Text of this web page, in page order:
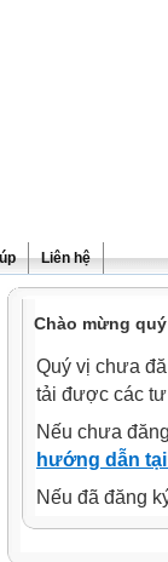
Liên hệ
Chào mừng
Quý vị chưa
tải được các
Nếu chưa
hướng dẫn
Nếu đã đăng